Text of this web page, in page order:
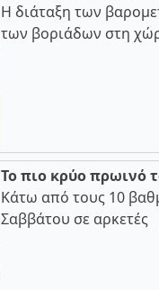
Η διάταξη των
των βοριάδων στη
Το πιο κρύο πρωινό
Κάτω από τους 10
Σαββάτου σε αρκετές